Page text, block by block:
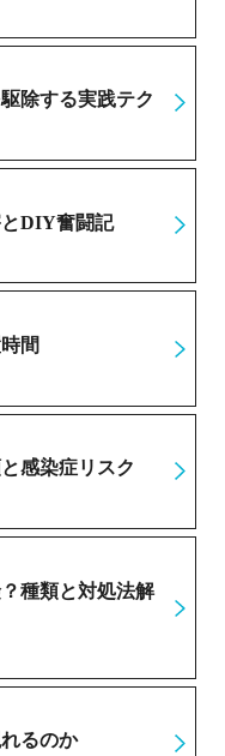
除する実践テク
DIY奮闘記
間
感染症リスク
種類と対処法解
るのか